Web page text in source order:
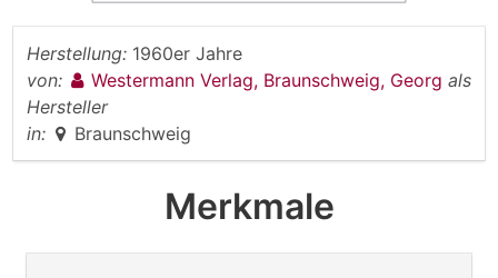
Herstellung: 1960er Jahre
von:
Westermann Verlag, Braunschweig, Georg als
Hersteller
in:
Braunschweig
Merkmale